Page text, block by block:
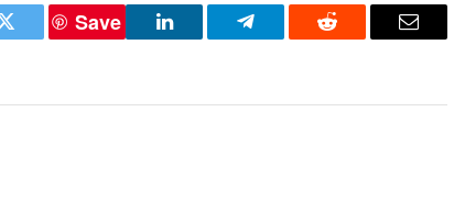
Twitter
Save
LinkedIn Telegram Reddit Email